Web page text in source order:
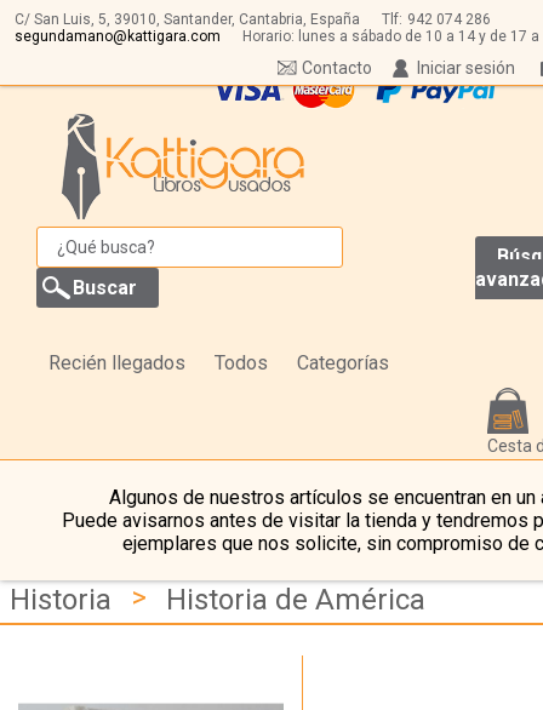
C/ San Luis, 5, 39010, Santander, Cantabria, España Tlf: 942 074 286
segundamano@kattigara.com
Horario: lunes a sábado de 10 a 14 y de 17 a
Iniciar sesión
Contacto
Recién llegados Todos Categorías
Cesta
Algunos de nuestros artículos se encuentran en un
Puede avisarnos antes de visitar la tienda y tendremos
ejemplares que nos solicite, sin compromiso de
Historia > Historia de América